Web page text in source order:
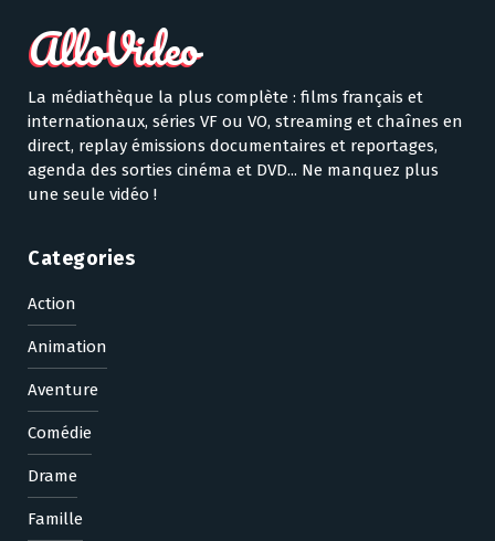
La médiathèque la plus complète : films français et
internationaux, séries VF ou VO, streaming et chaînes en
direct, replay émissions documentaires et reportages,
agenda des sorties cinéma et DVD... Ne manquez plus
une seule vidéo !
Categories
Action
Animation
Aventure
Comédie
Drame
Famille